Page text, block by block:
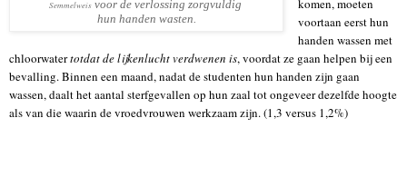
Semmelweis voor de verlossing zorgvuldig
hun handen wasten.
komen, moeten
voortaan eerst hun
handen wassen met
chloorwatertotdat de lijkenlucht verdwenen is, voordat ze gaan helpen bij een
bevalling. Binnen een maand, nadat de studenten hun handen zijn gaan
wassen, daalt het aantal sterfgevallen op hun zaal tot ongeveer dezelfde hoogte
als van die waarin de vroedvrouwen werkzaam zijn. (1,3 versus 1,2%)